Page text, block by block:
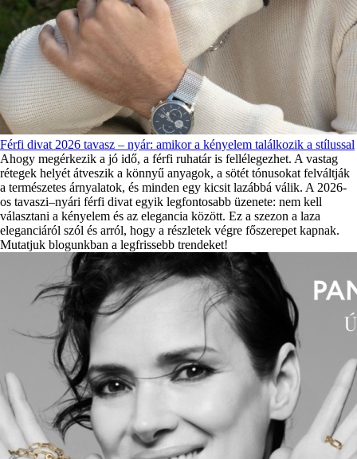
Férfi divat 2026 tavasz – nyár: amikor a kényelem találkozik a stílussal
Ahogy megérkezik a jó idő, a férfi ruhatár is fellélegezhet. A vastag
rétegek helyét átveszik a könnyű anyagok, a sötét tónusokat felváltják
a természetes árnyalatok, és minden egy kicsit lazábbá válik. A 2026-
os tavaszi–nyári férfi divat egyik legfontosabb üzenete: nem kell
választani a kényelem és az elegancia között. Ez a szezon a laza
eleganciáról szól és arról, hogy a részletek végre főszerepet kapnak.
Mutatjuk blogunkban a legfrissebb trendeket!